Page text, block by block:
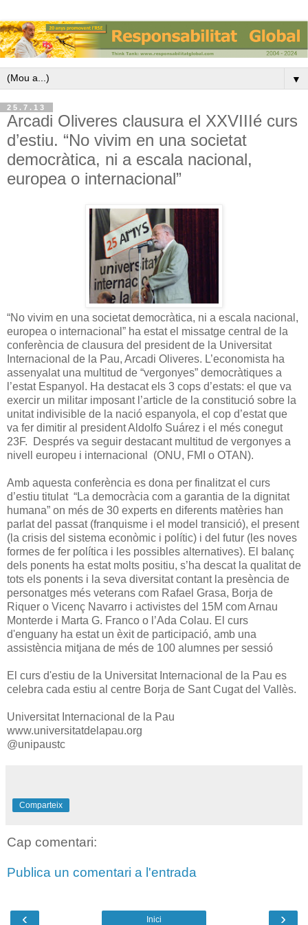
▼
25.7.13
Arcadi Oliveres clausura el XXVIIIé curs
d’estiu. “No vivim en una societat
democràtica, ni a escala nacional,
europea o internacional”
“No vivim en una societat democràtica, ni a escala nacional,
europea o internacional” ha estat el missatge central de la
conferència de clausura del president de la Universitat
Internacional de la Pau, Arcadi Oliveres. L’economista ha
assenyalat una multitud de “vergonyes” democràtiques a
l’estat Espanyol. Ha destacat els 3 cops d’estats: el que va
exercir un militar imposant l’article de la constitució sobre la
unitat indivisible de la nació espanyola, el cop d’estat que
va fer dimitir al president Aldolfo Suárez i el més conegut
23F. Després va seguir destacant multitud de vergonyes a
nivell europeu i internacional (ONU, FMI o OTAN).
Amb aquesta conferència es dona per finalitzat el curs
d’estiu titulat “La democràcia com a garantia de la dignitat
humana” on més de 30 experts en diferents matèries han
parlat del passat (franquisme i el model transició), el present
(la crisis del sistema econòmic i polític) i del futur (les noves
formes de fer política i les possibles alternatives). El balanç
dels ponents ha estat molts positiu, s’ha descat la qualitat de
tots els ponents i la seva diversitat contant la presència de
personatges més veterans com Rafael Grasa, Borja de
Riquer o Vicenç Navarro i activistes del 15M com Arnau
Monterde i Marta G. Franco o l’Ada Colau. El curs
d'enguany ha estat un èxit de participació, amb una
assistència mitjana de més de 100 alumnes per sessió
El curs d'estiu de la Universitat Internacional de la Pau es
celebra cada estiu al centre Borja de Sant Cugat del Vallès.
Universitat Internacional de la Pau
www.universitatdelapau.org
@unipaustc
Comparteix
Cap comentari:
Publica un comentari a l'entrada
‹ ›
Inici